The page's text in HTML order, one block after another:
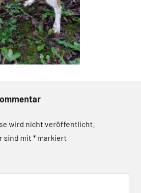
wird nicht veröffentlicht.
sind mit * markiert